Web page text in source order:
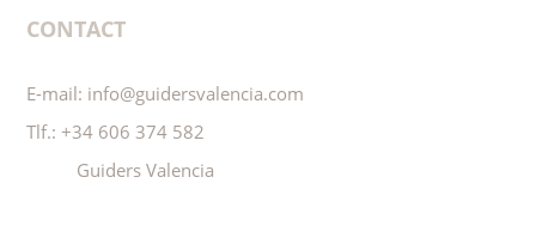
CONTACT
E-mail: info@guidersvalencia.com
Tlf.: +34 606 374 582
Guiders Valencia